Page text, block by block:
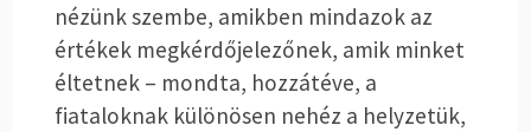
nézünk szembe, amikben mindazok az
értékek megkérdőjelezőnek, amik minket
éltetnek – mondta, hozzátéve, a
fiataloknak különösen nehéz a helyzetük,